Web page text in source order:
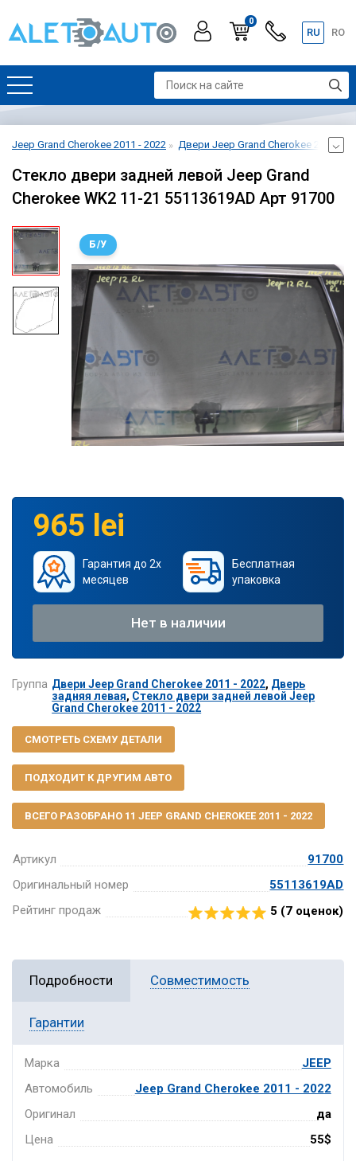
0
RU RO
Jeep Grand Cherokee 2011 - 2022 Двери Jeep Grand Cherokee 2011 -
Стекло двери задней левой Jeep Grand
Cherokee WK2 11-21 55113619AD Арт 91700
Б/У
Артикул
91700
Оригинальный номер
55113619AD
Рейтинг продаж
5 (7 оценок)
965 lei
Гарантия до 2х
месяцев
Бесплатная
упаковка
Нет в наличии
Группа Двери Jeep Grand Cherokee 2011 - 2022, Дверь
задняя левая, Стекло двери задней левой Jeep
Grand Cherokee 2011 - 2022
СМОТРЕТЬ СХЕМУ ДЕТАЛИ
ПОДХОДИТ К ДРУГИМ АВТО
ВСЕГО РАЗОБРАНО 11 JEEP GRAND CHEROKEE 2011 - 2022
Подробности Совместимость
Гарантии
Марка
JEEP
Автомобиль
Jeep Grand Cherokee 2011 - 2022
Оригинал
да
Цена
55$